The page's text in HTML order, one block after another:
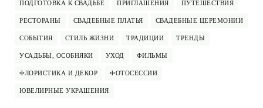
ПОДГОТОВКА К СВАДЬБЕ ПРИГЛАШЕНИЯ ПУТЕШЕСТВИЯ
РЕСТОРАНЫ СВАДЕБНЫЕ ПЛАТЬЯ СВАДЕБНЫЕ ЦЕРЕМОНИИ
СОБЫТИЯ СТИЛЬ ЖИЗНИ ТРАДИЦИИ ТРЕНДЫ
УСАДЬБЫ, ОСОБНЯКИ УХОД ФИЛЬМЫ
ФЛОРИСТИКА И ДЕКОР ФОТОСЕССИИ
ЮВЕЛИРНЫЕ УКРАШЕНИЯ